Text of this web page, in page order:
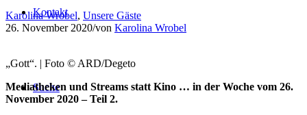
Kontakt
Suche
Karolina Wrobel, Unsere Gäste
26. November 2020/von Karolina Wrobel
„Gott“. | Foto © ARD/Degeto
Mediatheken und Streams statt Kino … in der Woche vom 26.
November 2020 – Teil 2.